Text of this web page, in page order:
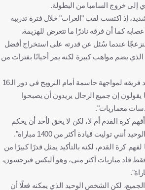
إلى خروج السامبا من البطولة.
إذ اكتسب لقب "العراب" خلال فترة تدريبه
كما أن فرقه نادرًا ما تتعرض للهزيمة.
عندما سُئل عن قدرته على استخراج أفضل
الذي يضم مواهب كبيرة لكنه يمر أحيانًا بفترات من
وقال أنشيلوتي، الذي يستعد فريقه لمواجهة حاسمة أمام النرويج في دور الـ16
يقولون إن جميع الرجال يريدون أن يصبحوا
معماريات".
كرة القدم أم لا، لكن لا يحق لأحد أن يحكم
توليت قيادة أكثر من 1400 مباراة".
كرة القدم، لكنه بالتأكيد يمثل قدرًا كبيرًا من
قاد مباريات أكثر مني، وهو أليكس فيرجسون،
لكن الشخص الوحيد الذي يمكنه فعلًا أن